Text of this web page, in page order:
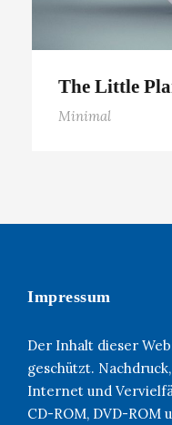
The Little
Minimal
Impressum
Der Inhalt dieser
geschützt.
Internet und
CD-ROM, DVD-ROM